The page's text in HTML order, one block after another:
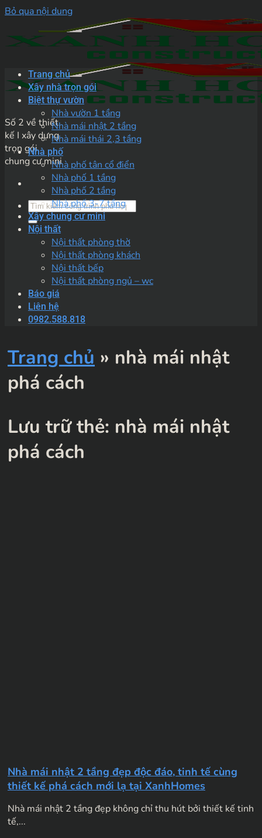
Bỏ qua nội dung
Số 2 về thiết
kế I xây dựng
trọn gói
chung cư mini
Trang chủ
Xây nhà trọn gói
Biệt thự vườn
Nhà vườn 1 tầng
Nhà mái nhật 2 tầng
Nhà mái thái 2,3 tầng
Nhà phố
Nhà phố tân cổ điển
Nhà phố 1 tầng
Nhà phố 2 tầng
Nhà phố 3-7 tầng
Xây chung cư mini
Nội thất
Nội thất phòng thờ
Nội thất phòng khách
Nội thất bếp
Nội thất phòng ngủ – wc
Báo giá
Liên hệ
0982.588.818
Trang chủ » nhà mái nhật
phá cách
Lưu trữ thẻ: nhà mái nhật
phá cách
Nhà mái nhật 2 tầng đẹp độc đáo, tinh tế cùng
thiết kế phá cách mới lạ tại XanhHomes
Nhà mái nhật 2 tầng đẹp không chỉ thu hút bởi thiết kế tinh
tế,...